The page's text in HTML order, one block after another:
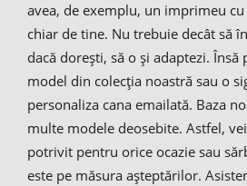
avea, de exemplu, un imprimeu
chiar de tine. Nu trebuie decât să
dacă dorești, să o și adaptezi. Însă
model din colecția noastră sau o
personaliza cana emailată. Baza
multe modele deosebite. Astfel,
potrivit pentru orice ocazie sau
este pe măsura așteptărilor.